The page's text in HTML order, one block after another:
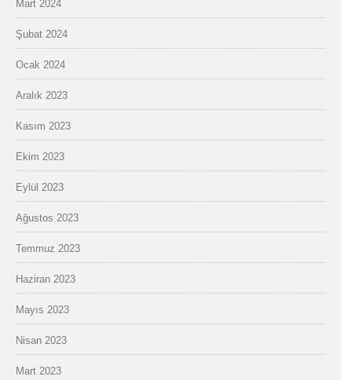
Mart 2024
Şubat 2024
Ocak 2024
Aralık 2023
Kasım 2023
Ekim 2023
Eylül 2023
Ağustos 2023
Temmuz 2023
Haziran 2023
Mayıs 2023
Nisan 2023
Mart 2023